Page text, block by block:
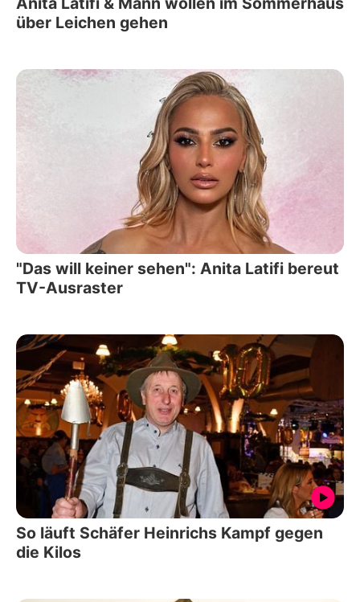
über Leichen gehen
"Das will keiner sehen": Anita Latifi bereut
TV-Ausraster
So läuft Schäfer Heinrichs Kampf gegen
die Kilos